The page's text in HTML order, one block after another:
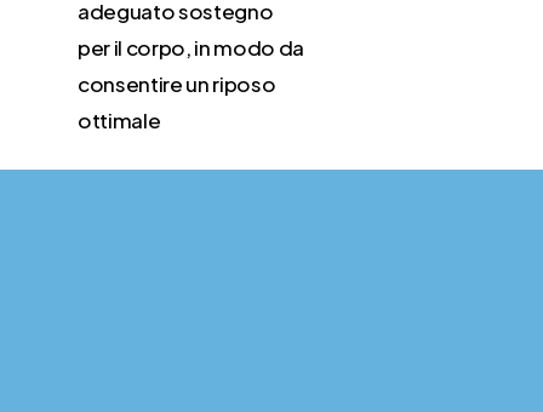
adeguato sostegno
per il corpo, in modo da
consentire un riposo
ottimale